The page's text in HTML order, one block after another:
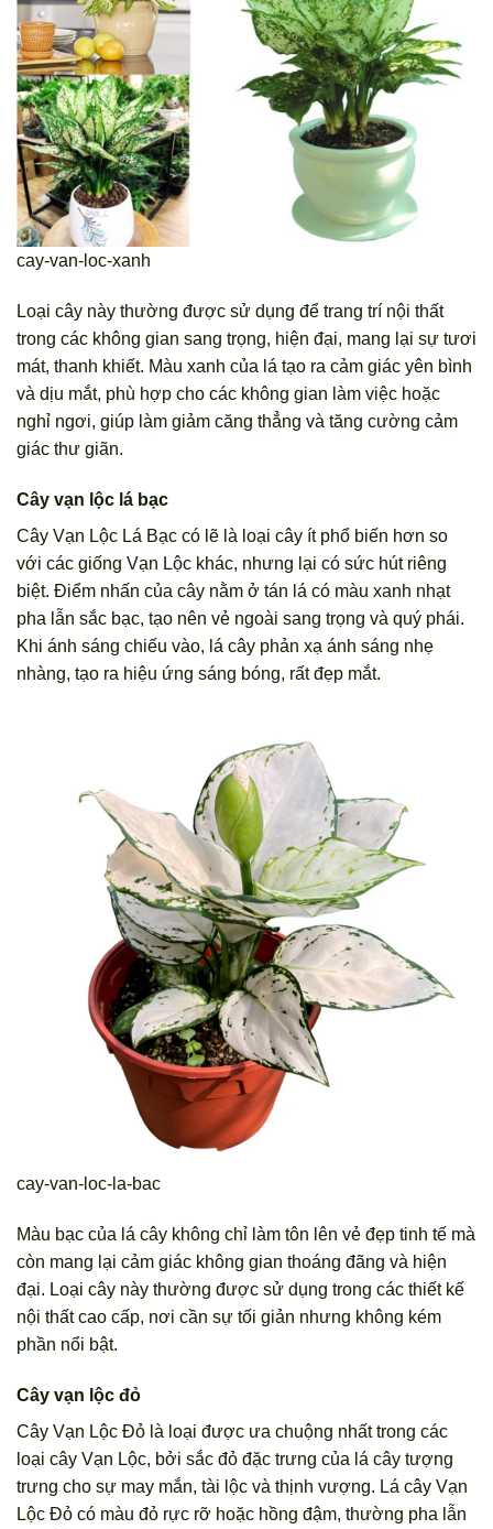
cay-van-loc-xanh
Loại cây này thường được sử dụng để trang trí nội thất
trong các không gian sang trọng, hiện đại, mang lại sự tươi
mát, thanh khiết. Màu xanh của lá tạo ra cảm giác yên bình
và dịu mắt, phù hợp cho các không gian làm việc hoặc
nghỉ ngơi, giúp làm giảm căng thẳng và tăng cường cảm
giác thư giãn.
Cây vạn lộc lá bạc
Cây Vạn Lộc Lá Bạc có lẽ là loại cây ít phổ biến hơn so
với các giống Vạn Lộc khác, nhưng lại có sức hút riêng
biệt. Điểm nhấn của cây nằm ở tán lá có màu xanh nhạt
pha lẫn sắc bạc, tạo nên vẻ ngoài sang trọng và quý phái.
Khi ánh sáng chiếu vào, lá cây phản xạ ánh sáng nhẹ
nhàng, tạo ra hiệu ứng sáng bóng, rất đẹp mắt.
cay-van-loc-la-bac
Màu bạc của lá cây không chỉ làm tôn lên vẻ đẹp tinh tế mà
còn mang lại cảm giác không gian thoáng đãng và hiện
đại. Loại cây này thường được sử dụng trong các thiết kế
nội thất cao cấp, nơi cần sự tối giản nhưng không kém
phần nổi bật.
Cây vạn lộc đỏ
Cây Vạn Lộc Đỏ là loại được ưa chuộng nhất trong các
loại cây Vạn Lộc, bởi sắc đỏ đặc trưng của lá cây tượng
trưng cho sự may mắn, tài lộc và thịnh vượng. Lá cây Vạn
Lộc Đỏ có màu đỏ rực rỡ hoặc hồng đậm, thường pha lẫn